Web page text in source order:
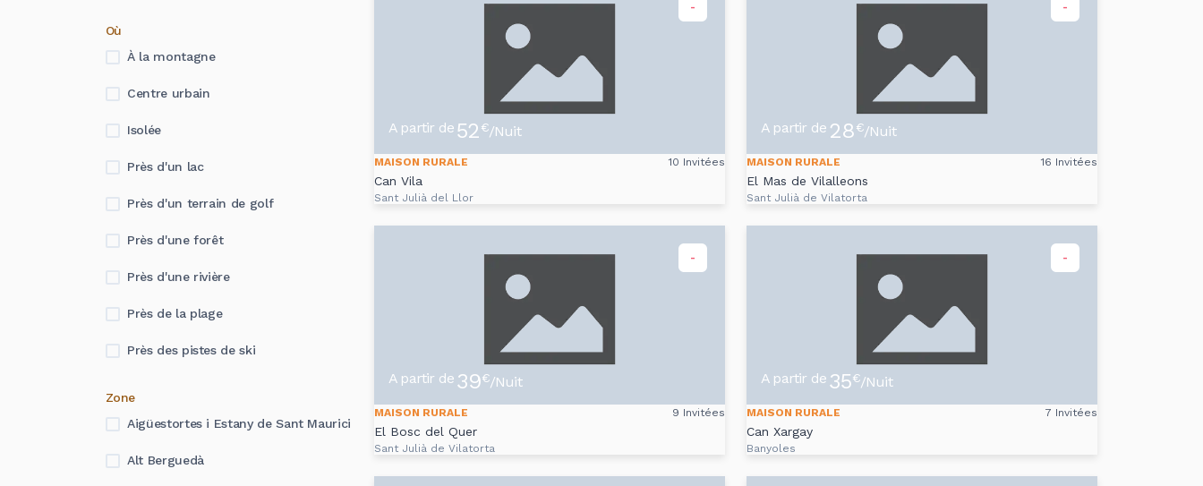
Où
À la montagne
Centre urbain
Isolée
Près d'un lac
Près d'un terrain de golf
Près d'une forêt
Près d'une rivière
Près de la plage
Près des pistes de ski
Zone
Aigüestortes i Estany de Sant Maurici
Alt Berguedà
-
A partir de 52€/Nuit
MAISON RURALE 10 Invitées
Can Vila
Sant Julià del Llor
-
A partir de 28€/Nuit
MAISON RURALE 16 Invitées
El Mas de Vilalleons
Sant Julià de Vilatorta
-
A partir de 39€/Nuit
MAISON RURALE 9 Invitées
El Bosc del Quer
Sant Julià de Vilatorta
-
A partir de 35€/Nuit
MAISON RURALE 7 Invitées
Can Xargay
Banyoles